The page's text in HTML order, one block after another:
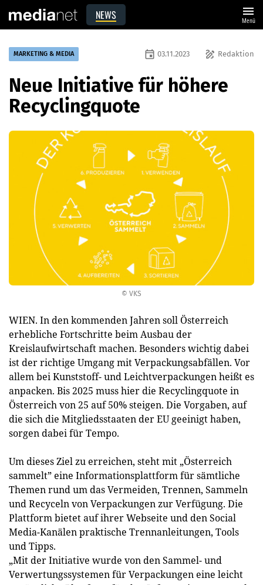
NEWS menu
Menü
© VKS
MARKETING & MEDIA draw Redaktion
event 03.11.2023
Neue Initiative für höhere
Recyclingquote
WIEN. In den kommenden Jahren soll Österreich
erhebliche Fortschritte beim Ausbau der
Kreislaufwirtschaft machen. Besonders wichtig dabei
ist der richtige Umgang mit Verpackungsabfällen. Vor
allem bei Kunststoff- und Leichtverpackungen heißt es
anpacken. Bis 2025 muss hier die Recyclingquote in
Österreich von 25 auf 50% steigen. Die Vorgaben, auf
die sich die Mitgliedsstaaten der EU geeinigt haben,
sorgen dabei für Tempo.
Um dieses Ziel zu erreichen, steht mit „Österreich
sammelt” eine Informationsplattform für sämtliche
Themen rund um das Vermeiden, Trennen, Sammeln
und Recyceln von Verpackungen zur Verfügung. Die
Plattform bietet auf ihrer Webseite und den Social
Media-Kanälen praktische Trennanleitungen, Tools
und Tipps.
„Mit der Initiative wurde von den Sammel- und
Verwertungssystemen für Verpackungen eine leicht